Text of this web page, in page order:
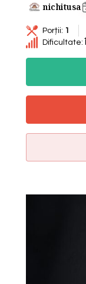
nichitusa
Porții: 1
Dificultate: